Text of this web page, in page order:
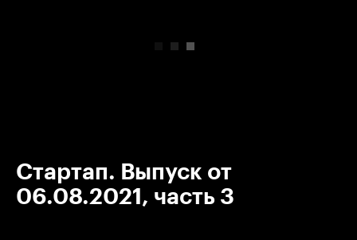
Стартап. Выпуск от
06.08.2021, часть 3